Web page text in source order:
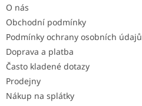
O nás
Obchodní podmínky
Podmínky ochrany osobních údajů
Doprava a platba
Často kladené dotazy
Prodejny
Nákup na splátky